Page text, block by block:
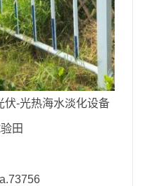
伏-光热海水淡化设备
田